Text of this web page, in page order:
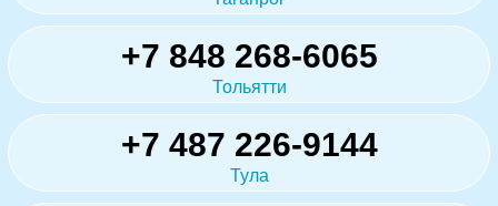
+7 848 268-6065
Тольятти
+7 487 226-9144
Тула